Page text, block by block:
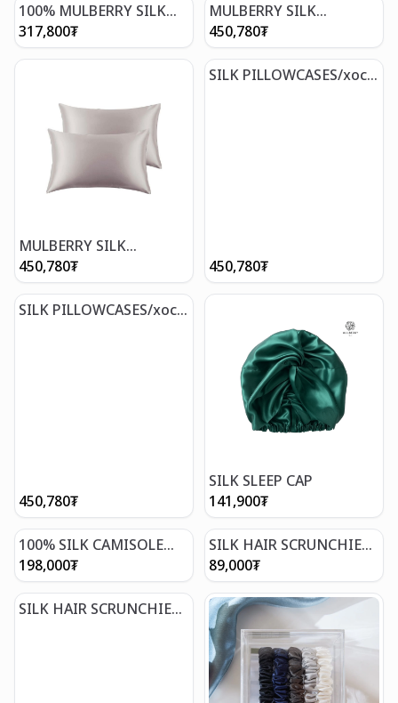
100% MULBERRY SILK
SCARF 0229/торгон
алчуур
317,800₮
MULBERRY SILK
PILLOWCASE ZIPPER
/100% торгон дэрний
уут
450,780₮
MULBERRY SILK
PILLOWCASE ZIPPER
SILVER /100% торгон
дэрний уут
450,780₮
SILK PILLOWCASES/хос
450,780₮
SILK PILLOWCASES/хос
450,780₮
SILK SLEEP CAP
141,900₮
100% SILK CAMISOLE
TOP XS
198,000₮
SILK HAIR SCRUNCHIES /
торгон үсний боолтны
сэт
89,000₮
SILK HAIR SCRUNCHIES /